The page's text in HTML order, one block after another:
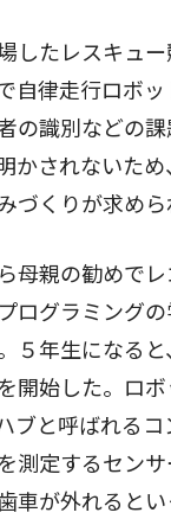
したレスキュ
自律走行ロボ
の識別などの課
かされないた
づくりが求めら
母親の勧めでレ
ログラミング
５年生になる
開始した。ロ
ブと呼ばれる
測定するセン
車が外れると